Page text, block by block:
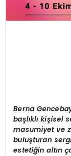
Berna
başlıklı kişisel
masumiyet ve
buluşturan
estetiğin altın